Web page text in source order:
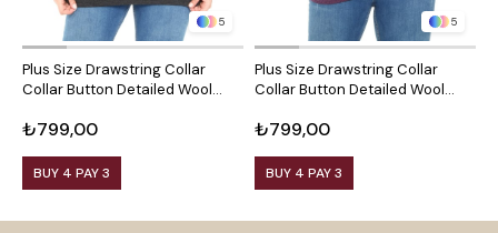
5
Plus Size Drawstring Collar
Collar Button Detailed Wool
₺799,00
BUY 4 PAY 3
5
Plus Size Drawstring Collar
Collar Button Detailed Wool
₺799,00
BUY 4 PAY 3